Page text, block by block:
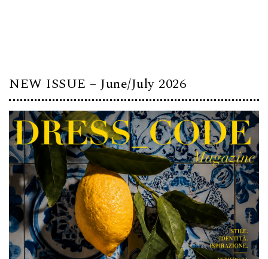
NEW ISSUE – June/July 2026